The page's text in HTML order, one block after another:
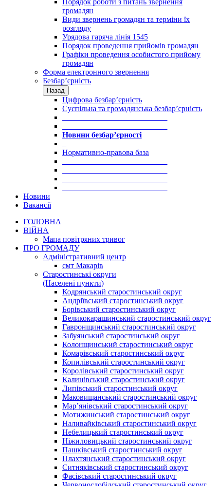
Порядок роботи з питань звернення
громадян
Види звернень громадян та терміни їх
розгляду
Урядова гаряча лінія 1545
Порядок проведення прийомів громадян
Графіки проведення особистого прийому
громадян
Форма електронного звернення
Безбар’єрність
Назад
Цифрова безбар’єрність
Суспільна та громадянська безбар’єрність
Новини безбар’єрності
Нормативно-правова база
Новини
Вакансії
ГОЛОВНА
ВІЙНА
Мапа повітряних тривог
ПРО ГРОМАДУ
Aдміністративний центр
смт Макарів
Старостинські округи
(Населені пункти)
Кодрянський старостинський округ
Андріївський старостинський округ
Борівський старостинський округ
Великокарашинський старостинський округ
Гавронщинський старостинський округ
Забуянський старостинський округ
Колонщинський старостинський округ
Комарівський старостинський округ
Копилівський старостинський округ
Королівський старостинський округ
Калинівський старостинський округ
Липівський старостинський округ
Маковищанський старостинський округ
Мар’янівський старостинський округ
Мотижинський старостинський округ
Наливайківський старостинський округ
Небелицький старостинський округ
Ніжиловицький старостинський округ
Пашківський старостинський округ
Плахтянський старостинський округ
Ситняківський старостинський округ
Фасівський старостинський округ